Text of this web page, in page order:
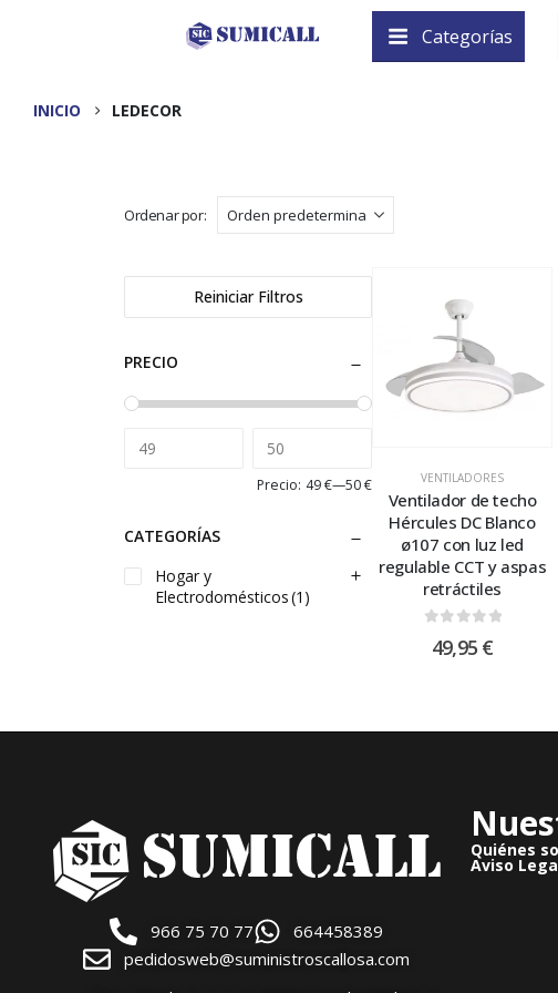
Categorías
INICIO LEDECOR
Ordenar por:
Reiniciar Filtros
PRECIO
Precio: 49 €—50 €
CATEGORÍAS
Hogar y
Electrodomésticos(1)
VENTILADORES
Ventilador de techo
Hércules DC Blanco
ø107 con luz led
regulable CCT y aspas
retráctiles
49,95 €
966 75 70 77
664458389
pedidosweb@suministroscallosa.com
Quiénes
Aviso